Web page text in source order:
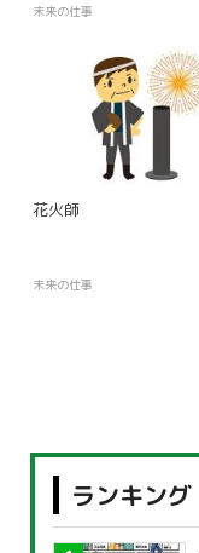
未来の仕事
花火師
未来の仕事
ランキング